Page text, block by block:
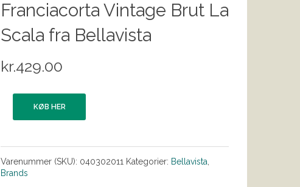
Franciacorta Vintage Brut La
Scala fra Bellavista
kr.429.00
KØB HER
Varenummer (SKU): 040302011 Kategorier: Bellavista
Brands